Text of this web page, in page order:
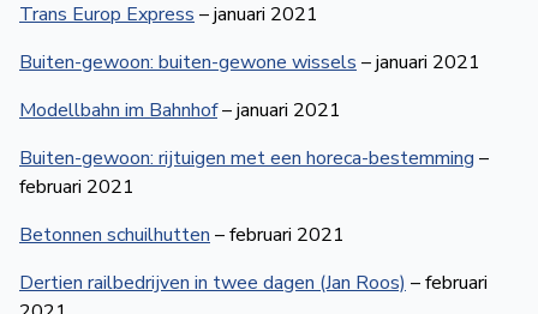
Trans Europ Express– januari 2021
Buiten-gewoon: buiten-gewone wissels– januari 2021
Modellbahn im Bahnhof– januari 2021
Buiten-gewoon: rijtuigen met een horeca-bestemming –
februari 2021
Betonnen schuilhutten– februari 2021
Dertien railbedrijven in twee dagen (Jan Roos)– februari